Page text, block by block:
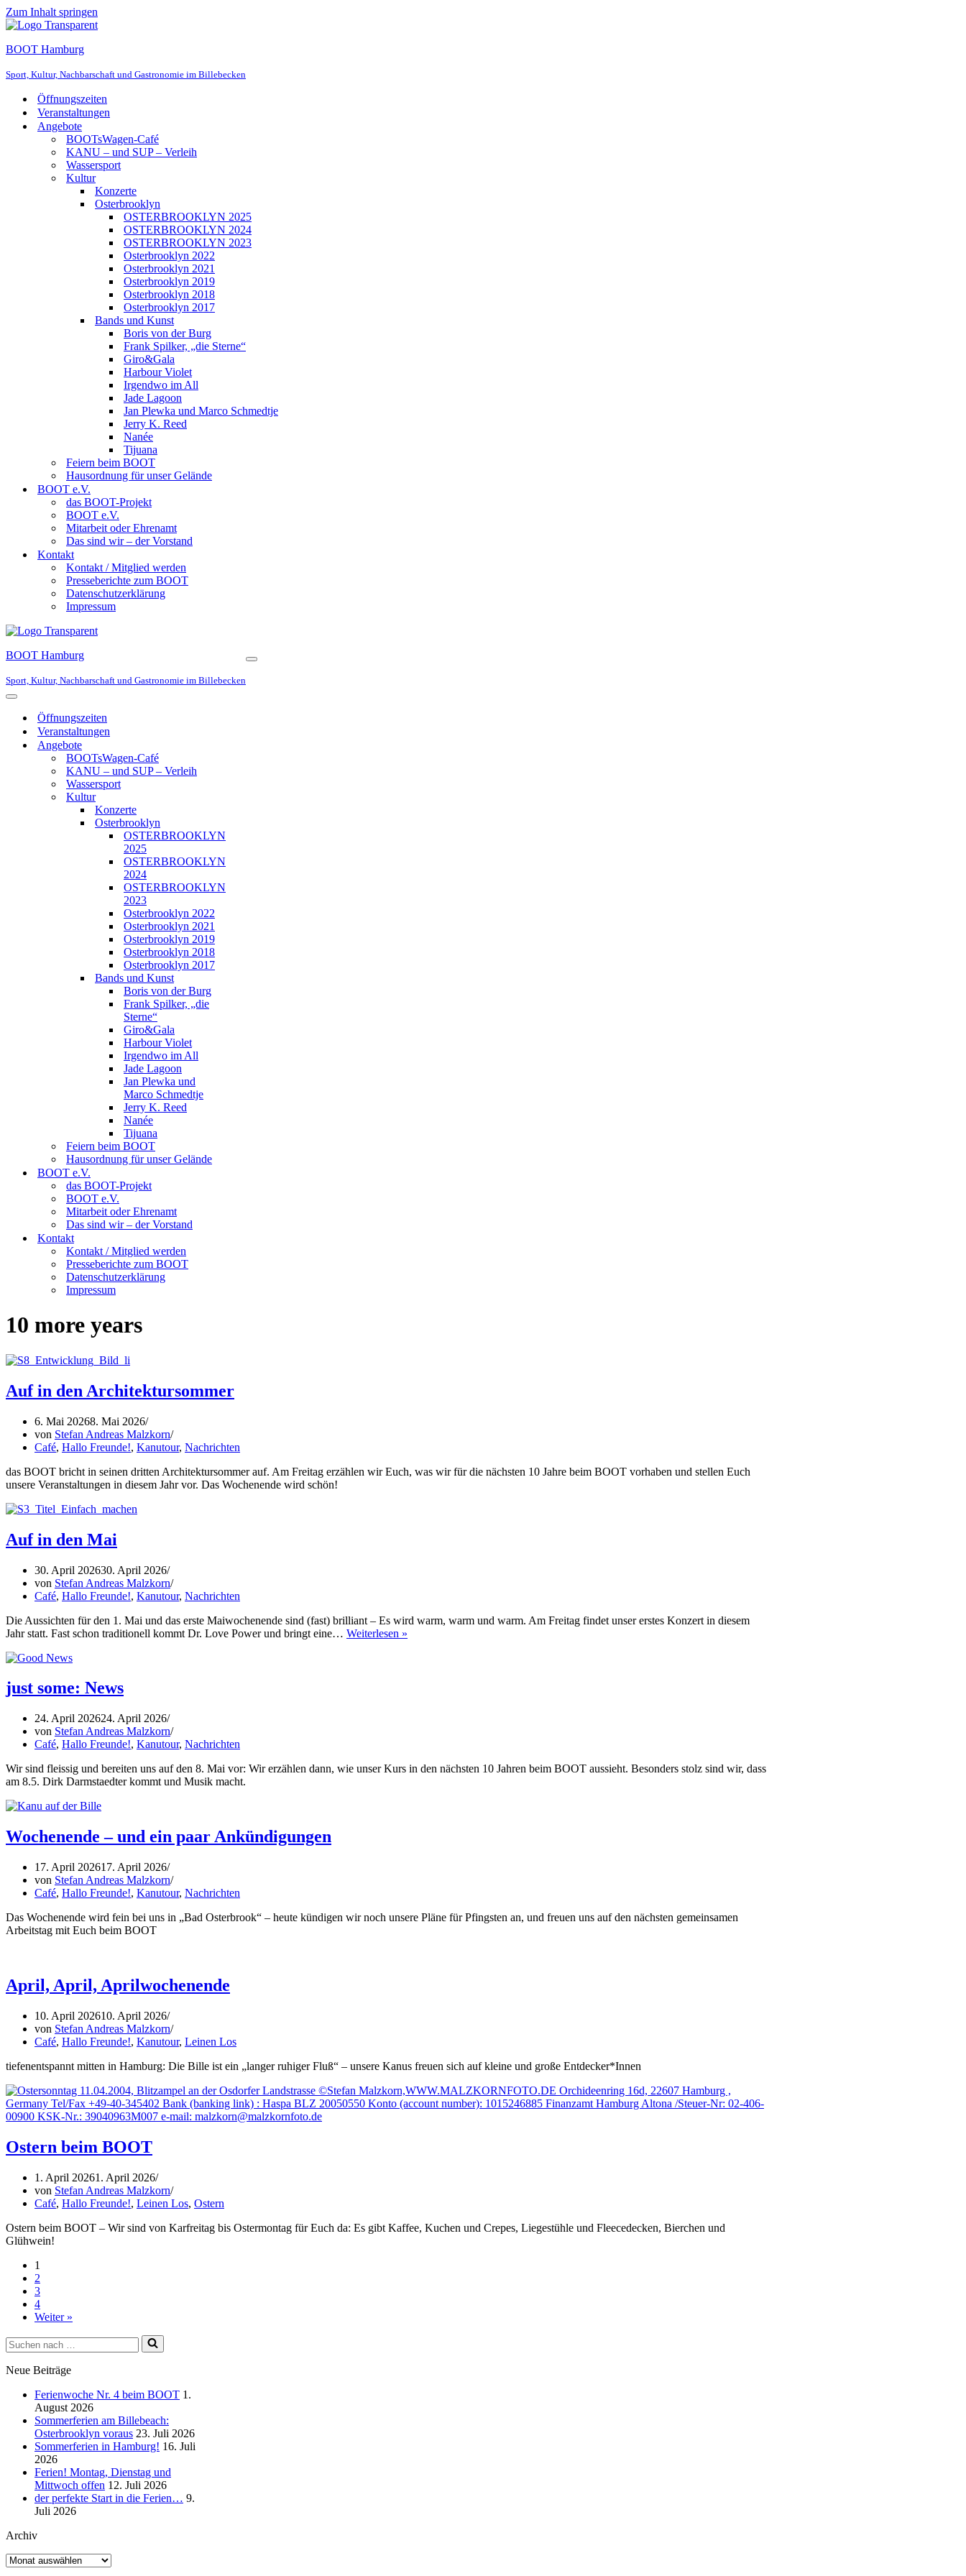
Zum Inhalt springen
BOOT Hamburg
Sport, Kultur, Nachbarschaft und Gastronomie im Billebecken
Öffnungszeiten
Veranstaltungen
Angebote
BOOTsWagen-Café
KANU – und SUP – Verleih
Wassersport
Kultur
Konzerte
Osterbrooklyn
OSTERBROOKLYN 2025
OSTERBROOKLYN 2024
OSTERBROOKLYN 2023
Osterbrooklyn 2022
Osterbrooklyn 2021
Osterbrooklyn 2019
Osterbrooklyn 2018
Osterbrooklyn 2017
Bands und Kunst
Boris von der Burg
Frank Spilker, „die Sterne“
Giro&Gala
Harbour Violet
Irgendwo im All
Jade Lagoon
Jan Plewka und Marco Schmedtje
Jerry K. Reed
Nanée
Tijuana
Feiern beim BOOT
Hausordnung für unser Gelände
BOOT e.V.
das BOOT-Projekt
BOOT e.V.
Mitarbeit oder Ehrenamt
Das sind wir – der Vorstand
Kontakt
Kontakt / Mitglied werden
Presseberichte zum BOOT
Datenschutzerklärung
Impressum
BOOT Hamburg
Sport, Kultur, Nachbarschaft und Gastronomie im Billebecken
Navigationsmenü
Navigationsmenü
Öffnungszeiten
Veranstaltungen
Angebote
BOOTsWagen-Café
KANU – und SUP – Verleih
Wassersport
Kultur
Konzerte
Osterbrooklyn
OSTERBROOKLYN
2025
OSTERBROOKLYN
2024
OSTERBROOKLYN
2023
Osterbrooklyn 2022
Osterbrooklyn 2021
Osterbrooklyn 2019
Osterbrooklyn 2018
Osterbrooklyn 2017
Bands und Kunst
Boris von der Burg
Frank Spilker, „die
Sterne“
Giro&Gala
Harbour Violet
Irgendwo im All
Jade Lagoon
Jan Plewka und
Marco Schmedtje
Jerry K. Reed
Nanée
Tijuana
Feiern beim BOOT
Hausordnung für unser Gelände
BOOT e.V.
das BOOT-Projekt
BOOT e.V.
Mitarbeit oder Ehrenamt
Das sind wir – der Vorstand
Kontakt
Kontakt / Mitglied werden
Presseberichte zum BOOT
Datenschutzerklärung
Impressum
10 more years
Auf in den Architektursommer
6. Mai 20268. Mai 2026
von Stefan Andreas Malzkorn
Café, Hallo Freunde!, Kanutour, Nachrichten
das BOOT bricht in seinen dritten Architektursommer auf. Am Freitag erzählen wir Euch, was wir für die nächsten 10 Jahre beim BOOT vorhaben und stellen Euch
unsere Veranstaltungen in diesem Jahr vor. Das Wochenende wird schön!
Auf in den Mai
30. April 202630. April 2026
von Stefan Andreas Malzkorn
Café, Hallo Freunde!, Kanutour, Nachrichten
Die Aussichten für den 1. Mai und das erste Maiwochenende sind (fast) brilliant – Es wird warm, warm und warm. Am Freitag findet unser erstes Konzert in diesem
Jahr statt. Fast schon traditionell kommt Dr. Love Power und bringt eine… Weiterlesen »
just some: News
24. April 202624. April 2026
von Stefan Andreas Malzkorn
Café, Hallo Freunde!, Kanutour, Nachrichten
Wir sind fleissig und bereiten uns auf den 8. Mai vor: Wir erzählen dann, wie unser Kurs in den nächsten 10 Jahren beim BOOT aussieht. Besonders stolz sind wir, dass
am 8.5. Dirk Darmstaedter kommt und Musik macht.
Wochenende – und ein paar Ankündigungen
17. April 202617. April 2026
von Stefan Andreas Malzkorn
Café, Hallo Freunde!, Kanutour, Nachrichten
Das Wochenende wird fein bei uns in „Bad Osterbrook“ – heute kündigen wir noch unsere Pläne für Pfingsten an, und freuen uns auf den nächsten gemeinsamen
Arbeitstag mit Euch beim BOOT
April, April, Aprilwochenende
10. April 202610. April 2026
von Stefan Andreas Malzkorn
Café, Hallo Freunde!, Kanutour, Leinen Los
tiefenentspannt mitten in Hamburg: Die Bille ist ein „langer ruhiger Fluß“ – unsere Kanus freuen sich auf kleine und große Entdecker*Innen
Ostern beim BOOT
1. April 20261. April 2026
von Stefan Andreas Malzkorn
Café, Hallo Freunde!, Leinen Los, Ostern
Ostern beim BOOT – Wir sind von Karfreitag bis Ostermontag für Euch da: Es gibt Kaffee, Kuchen und Crepes, Liegestühle und Fleecedecken, Bierchen und
Glühwein!
1
2
3
4
Weiter »
Suchen
nach …
Neue Beiträge
Ferienwoche Nr. 4 beim BOOT 1.
August 2026
Sommerferien am Billebeach:
Osterbrooklyn voraus 23. Juli 2026
Sommerferien in Hamburg! 16. Juli
2026
Ferien! Montag, Dienstag und
Mittwoch offen 12. Juli 2026
der perfekte Start in die Ferien… 9.
Juli 2026
Archiv
Archiv